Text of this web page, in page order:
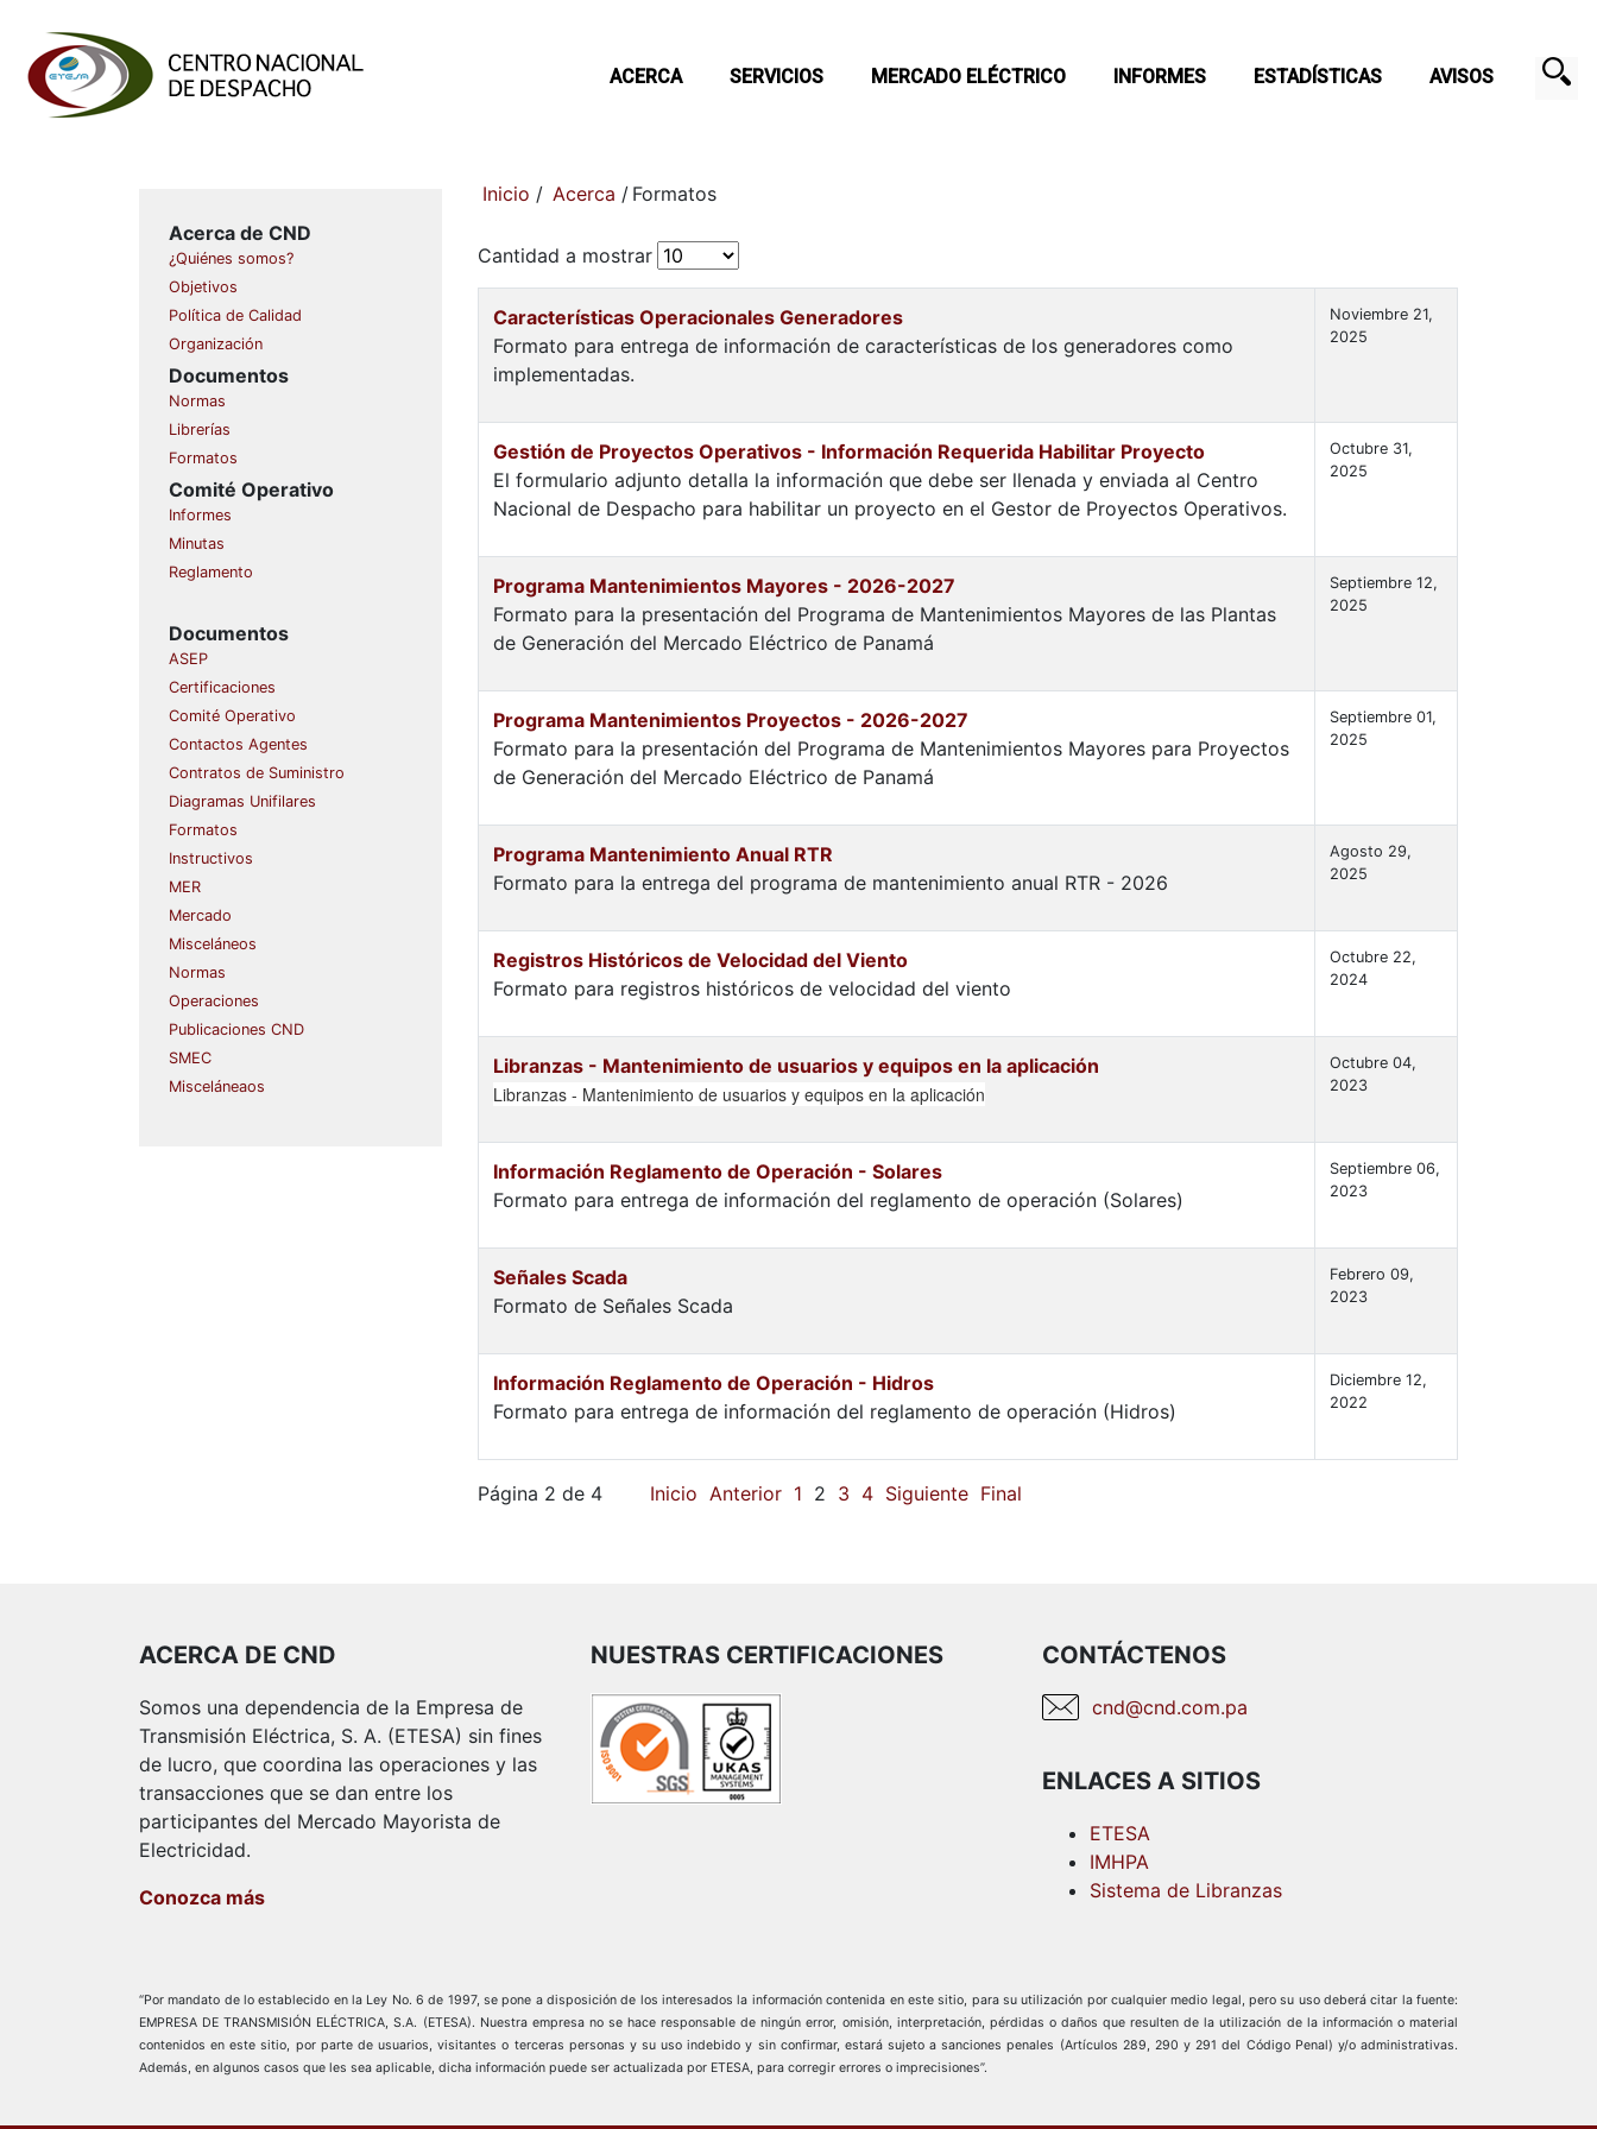
ACERCA SERVICIOS MERCADO ELÉCTRICO INFORMES ESTADÍSTICAS AVISOS
Acerca de CND
¿Quiénes somos?
Objetivos
Política de Calidad
Organización
Documentos
Normas
Librerías
Formatos
Comité Operativo
Informes
Minutas
Reglamento
Documentos
ASEP
Certificaciones
Comité Operativo
Contactos Agentes
Contratos de Suministro
Diagramas Unifilares
Formatos
Instructivos
MER
Mercado
Misceláneos
Normas
Operaciones
Publicaciones CND
SMEC
Misceláneaos
Inicio / Acerca / Formatos
Cantidad a mostrar
Características Operacionales Generadores
Formato para entrega de información de características de los generadores como
implementadas.
Noviembre 21,
2025
Gestión de Proyectos Operativos - Información Requerida Habilitar Proyecto
El formulario adjunto detalla la información que debe ser llenada y enviada al Centro
Nacional de Despacho para habilitar un proyecto en el Gestor de Proyectos Operativos.
Octubre 31,
2025
Programa Mantenimientos Mayores - 2026-2027
Formato para la presentación del Programa de Mantenimientos Mayores de las Plantas
de Generación del Mercado Eléctrico de Panamá
Septiembre 12,
2025
Programa Mantenimientos Proyectos - 2026-2027
Formato para la presentación del Programa de Mantenimientos Mayores para Proyectos
de Generación del Mercado Eléctrico de Panamá
Septiembre 01,
2025
Programa Mantenimiento Anual RTR
Formato para la entrega del programa de mantenimiento anual RTR - 2026
Agosto 29,
2025
Registros Históricos de Velocidad del Viento
Formato para registros históricos de velocidad del viento
Octubre 22,
2024
Libranzas - Mantenimiento de usuarios y equipos en la aplicación
Libranzas - Mantenimiento de usuarios y equipos en la aplicación
Octubre 04,
2023
Información Reglamento de Operación - Solares
Formato para entrega de información del reglamento de operación (Solares)
Septiembre 06,
2023
Señales Scada
Formato de Señales Scada
Febrero 09,
2023
Información Reglamento de Operación - Hidros
Formato para entrega de información del reglamento de operación (Hidros)
Diciembre 12,
2022
Página 2 de 4 Inicio Anterior 1 2 3 4 Siguiente Final
ACERCA DE CND
Somos una dependencia de la Empresa de
Transmisión Eléctrica, S. A. (ETESA) sin fines
de lucro, que coordina las operaciones y las
transacciones que se dan entre los
participantes del Mercado Mayorista de
Electricidad.
Conozca más
NUESTRAS CERTIFICACIONES CONTÁCTENOS
cnd@cnd.com.pa
ENLACES A SITIOS
ETESA
IMHPA
Sistema de Libranzas
“Por mandato de lo establecido en la Ley No. 6 de 1997, se pone a disposición de los interesados la información contenida en este sitio, para su utilización por cualquier medio legal, pero su uso deberá citar la fuente:
EMPRESA DE TRANSMISIÓN ELÉCTRICA, S.A. (ETESA). Nuestra empresa no se hace responsable de ningún error, omisión, interpretación, pérdidas o daños que resulten de la utilización de la información o material
contenidos en este sitio, por parte de usuarios, visitantes o terceras personas y su uso indebido y sin confirmar, estará sujeto a sanciones penales (Artículos 289, 290 y 291 del Código Penal) y/o administrativas.
Además, en algunos casos que les sea aplicable, dicha información puede ser actualizada por ETESA, para corregir errores o imprecisiones”.